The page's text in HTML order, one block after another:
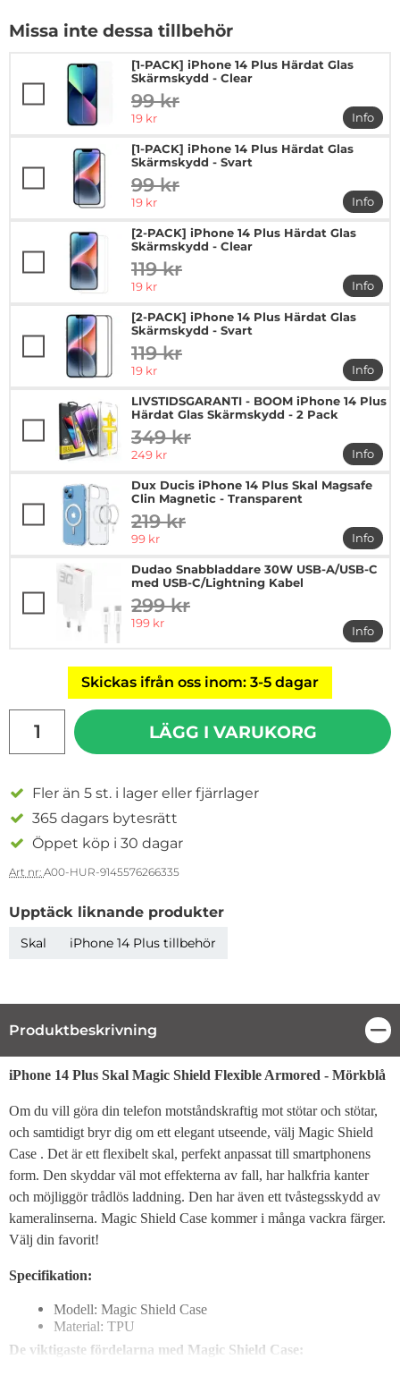
Missa inte dessa tillbehör
[1-PACK] iPhone 14 Plus Härdat Glas
Skärmskydd - Clear
tidigare pris
99 kr
rea pris
19 kr
Info
mer
[1-PACK] iPhone 14 Plus Härdat Glas
Skärmskydd - Svart
tidigare pris
99 kr
rea pris
19 kr
Info
mer
[2-PACK] iPhone 14 Plus Härdat Glas
Skärmskydd - Clear
tidigare pris
119 kr
rea pris
19 kr
Info
mer
[2-PACK] iPhone 14 Plus Härdat Glas
Skärmskydd - Svart
tidigare pris
119 kr
rea pris
19 kr
Info
mer
LIVSTIDSGARANTI - BOOM iPhone 14 Plus
Härdat Glas Skärmskydd - 2 Pack
tidigare pris
349 kr
rea pris
249 kr
Info
mer
Dux Ducis iPhone 14 Plus Skal Magsafe
Clin Magnetic - Transparent
tidigare pris
219 kr
rea pris
99 kr
Info
mer
Dudao Snabbladdare 30W USB-A/USB-C
med USB-C/Lightning Kabel
tidigare pris
299 kr
rea pris
199 kr
Info
mer
Skickas ifrån oss inom: 3-5 dagar
LÄGG I VARUKORG
Fler än 5 st. i lager eller fjärrlager
365 dagars bytesrätt
Öppet köp i 30 dagar
Art nr: A00-HUR-9145576266335
Upptäck liknande produkter
Skal iPhone 14 Plus tillbehör
Produktbeskrivning
Produktbeskrivning
iPhone 14 Plus Skal Magic Shield Flexible Armored - Mörkblå
Om du vill göra din telefon motståndskraftig mot stötar och stötar,
och samtidigt bryr dig om ett elegant utseende, välj Magic Shield
Case . Det är ett flexibelt skal, perfekt anpassat till smartphonens
form. Den skyddar väl mot effekterna av fall, har halkfria kanter
och möjliggör trådlös laddning. Den har även ett tvåstegsskydd av
kameralinserna. Magic Shield Case kommer i många vackra färger.
Välj din favorit!
Specifikation:
Modell: Magic Shield Case
Material: TPU
De viktigaste fördelarna med Magic Shield Case: